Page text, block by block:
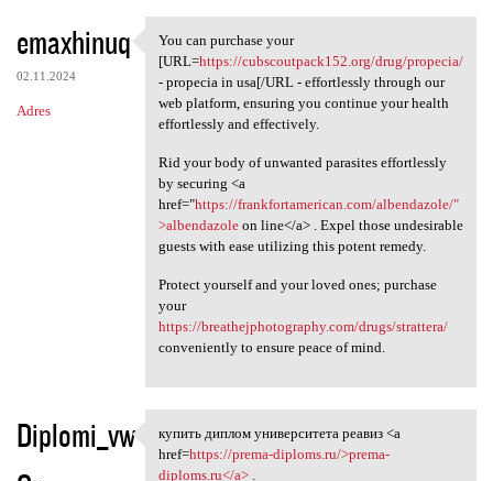
emaxhinuq
02.11.2024
Adres
You can purchase your [URL
You can purchase your
[URL=https://cubscoutpack152.org/drug/propecia/
- propecia in usa[/URL - effortlessly through our
web platform, ensuring you continue your health
effortlessly and effectively.
Rid your body of unwanted parasites effortlessly
by securing <a
href="https://frankfortamerican.com/albendazole/"
>albendazoleon line</a> . Expel those undesirable
guests with ease utilizing this potent remedy.
Protect yourself and your loved ones; purchase
your
https://breathejphotography.com/drugs/strattera/
conveniently to ensure peace of mind.
Diplomi_vw купить диплом университета
купить диплом университета реавиз <a
href=https://prema-diploms.ru/>prema-
diploms.ru</a>.